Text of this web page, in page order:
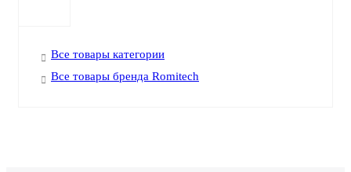
Все товары категории
Все товары бренда Romitech